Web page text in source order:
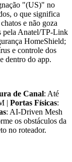
"(US)" no
o que significa
e não goza
pela Anatel/TP-Link
HomeShield;
e controle dos
dentro do app.
de Canal: Até
| Portas Físicas:
: AI-Driven Mesh
os obstáculos da
no roteador.